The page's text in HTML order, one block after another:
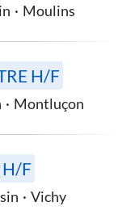
· Moulins
H/F
· Montluçon
H/F
· Vichy